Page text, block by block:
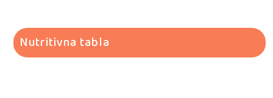
Nutritivna tabla